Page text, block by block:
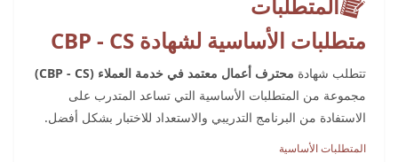
المتطلبات
متطلبات الأساسية لشهادة CBP - CS
تتطلب شهادة محترف أعمال معتمد في خدمة العملاء (CBP - CS)
مجموعة من المتطلبات الأساسية التي تساعد المتدرب على
الاستفادة من البرنامج التدريبي والاستعداد للاختبار بشكل أفضل.
المتطلبات الأساسية